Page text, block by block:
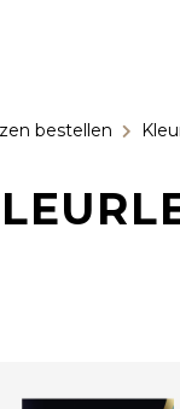
bestellen